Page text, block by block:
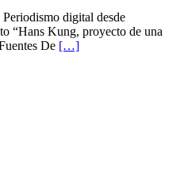
digital desde
“Hans Kung, proyecto de una
De […]